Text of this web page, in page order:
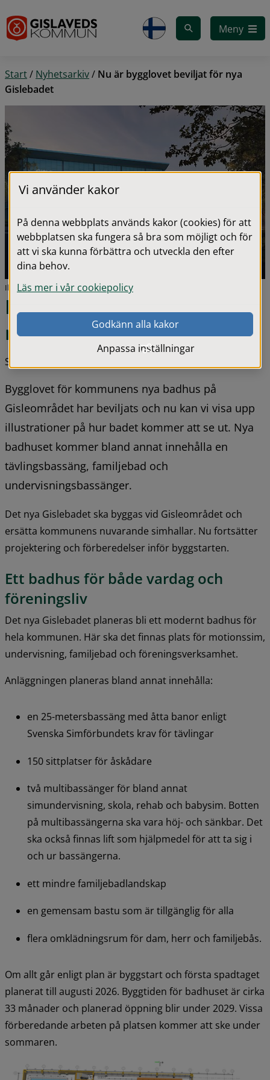
Meny
Start/ Nyhetsarkiv/ Nu är bygglovet beviljat för nya
Gislebadet
Illustration över nya Gislebadet. Illustration: Sweco
Nu är bygglovet beviljat för
nya Gislebadet
Senast uppdaterad 26 maj 2026
Bygglovet för kommunens nya badhus på
Gisleområdet har beviljats och nu kan vi visa upp
illustrationer på hur badet kommer att se ut. Nya
badhuset kommer bland annat innehålla en
tävlingsbassäng, familjebad och
undervisningsbassänger.
Det nya Gislebadet ska byggas vid Gisleområdet och
ersätta kommunens nuvarande simhallar. Nu fortsätter
projektering och förberedelser inför byggstarten.
Ett badhus för både vardag och
föreningsliv
Det nya Gislebadet planeras bli ett modernt badhus för
hela kommunen. Här ska det finnas plats för motionssim,
undervisning, familjebad och föreningsverksamhet.
Anläggningen planeras bland annat innehålla:
en 25-metersbassäng med åtta banor enligt
Svenska Simförbundets krav för tävlingar
150 sittplatser för åskådare
två multibassänger för bland annat
simundervisning, skola, rehab och babysim. Botten
på multibassängerna ska vara höj- och sänkbar. Det
ska också finnas lift som hjälpmedel för att ta sig i
och ur bassängerna.
ett mindre familjebadlandskap
en gemensam bastu som är tillgänglig för alla
flera omklädningsrum för dam, herr och familjebås.
Om allt går enligt plan är byggstart och första spadtaget
planerat till augusti 2026. Byggtiden för badhuset är cirka
33 månader och planerad öppning blir under 2029. Vissa
förberedande arbeten på platsen kommer att ske under
sommaren.
Vi använder kakor
På denna webbplats används kakor (cookies) för att
webbplatsen ska fungera så bra som möjligt och för
att vi ska kunna förbättra och utveckla den efter
dina behov.
Läs mer i vår cookiepolicy
Godkänn alla kakor
Anpassa inställningar